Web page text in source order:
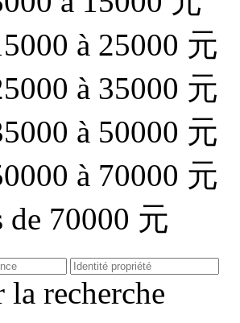
à 25000 元
à 35000 元
à 50000 元
à 70000 元
de 70000 元
la recherche